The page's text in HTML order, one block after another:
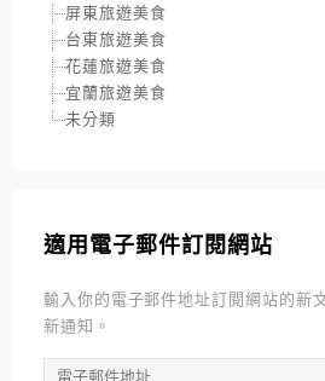
屏東旅遊美食
台東旅遊美食
花蓮旅遊美食
宜蘭旅遊美食
未分類
適用電子郵件訂閱網站
輸入你的電子郵件地址訂閱網站的新
新通知。
電